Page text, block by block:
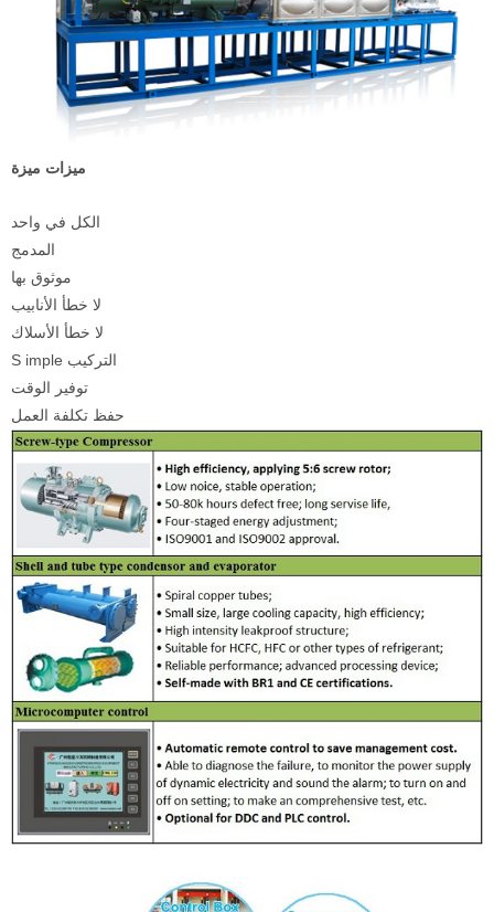
ميزات ميزة
الكل في واحد
المدمج
موثوق بها
لا خطأ الأنابيب
لا خطأ الأسلاك
S
imple التركيب
توفير الوقت
حفظ تكلفة العمل